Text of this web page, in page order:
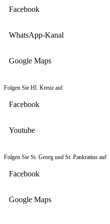
Facebook
WhatsApp-Kanal
Google Maps
Folgen Sie Hl. Kreuz auf
Facebook
Youtube
Folgen Sie St. Georg und St. Pankratius auf
Facebook
Google Maps